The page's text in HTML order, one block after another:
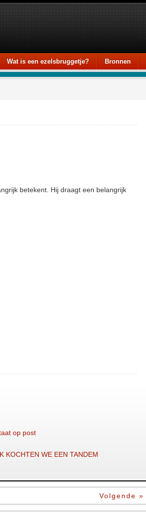
Wat is een ezelsbruggetje? Bronnen
betekent. Hij draagt een belangrijk
op post
KOCHTEN WE EEN TANDEM
Volgende »